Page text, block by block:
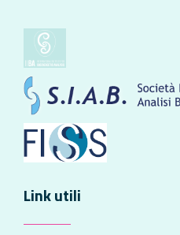
Link utili